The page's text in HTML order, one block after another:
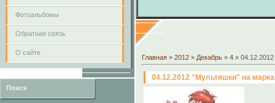
Фотоальбомы
Обратная связь
О сайте
Поиск
Главная » 2012 » Декабрь » 4 »
04.12.2012 "Мультяшки" на